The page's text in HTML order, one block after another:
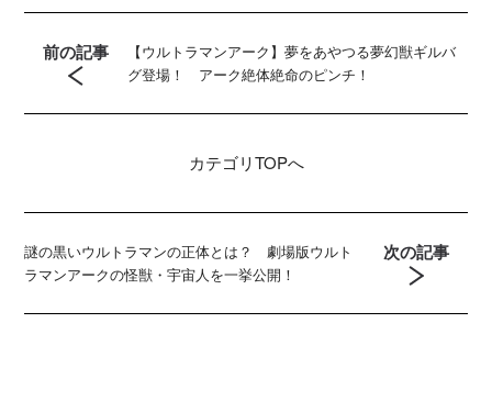
前の記事
【ウルトラマンアーク】夢をあやつる夢幻獣ギルバ
グ登場！ アーク絶体絶命のピンチ！
カテゴリTOPへ
謎の黒いウルトラマンの正体とは？ 劇場版ウルト
ラマンアークの怪獣・宇宙人を一挙公開！
次の記事